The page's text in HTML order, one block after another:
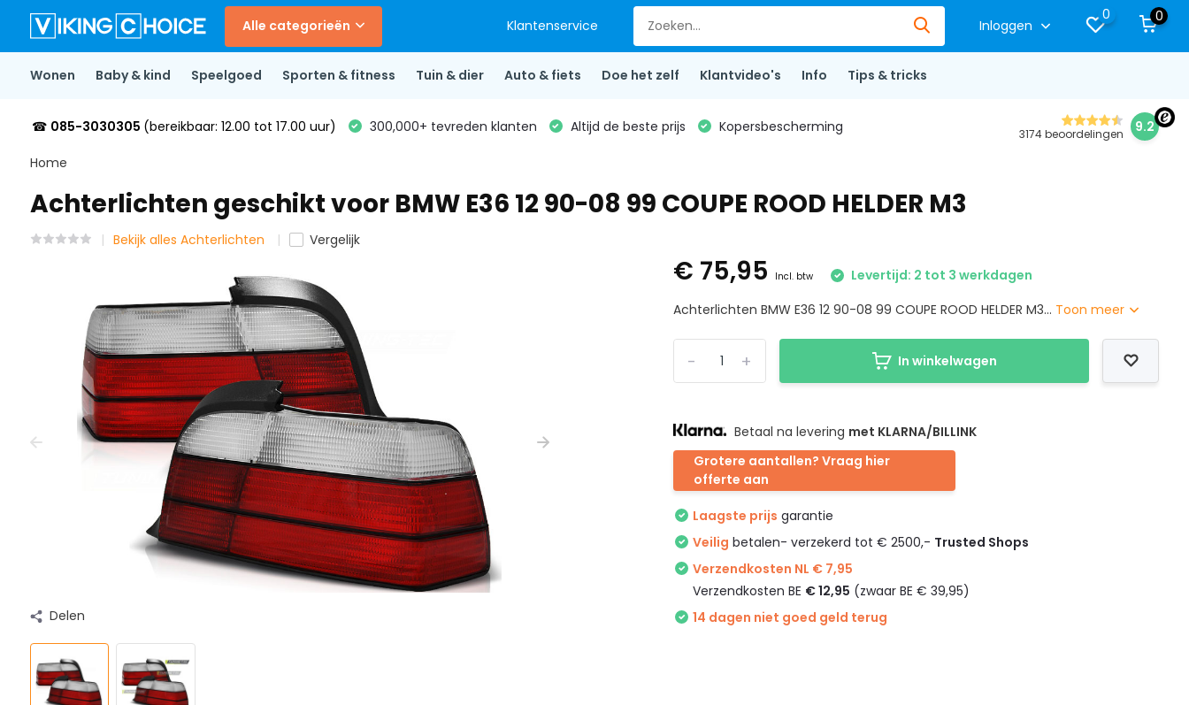
Alle categorieën Klantenservice Inloggen
0 0
Wonen Baby & kind Speelgoed Sporten & fitness Tuin & dier Auto & fiets Doe het zelf Klantvideo's Info Tips & tricks
☎ 085-3030305 (bereikbaar: 12.00 tot 17.00 uur) 300,000+ tevreden klanten Altijd de beste prijs Kopersbescherming 3174 beoordelingen 9.2
Home
Achterlichten geschikt voor BMW E36 12 90-08 99 COUPE ROOD HELDER M3
Bekijk alles Achterlichten Vergelijk
Delen
€ 75,95 Incl. btw
Levertijd: 2 tot 3 werkdagen
Achterlichten BMW E36 12 90-08 99 COUPE ROOD HELDER M3... Toon meer
+
- In winkelwagen
Betaal na levering met KLARNA/BILLINK
Grotere aantallen? Vraag hier
offerte aan
Laagste prijs garantie
Veilig betalen- verzekerd tot € 2500,- Trusted Shops
Verzendkosten NL € 7,95
Verzendkosten BE € 12,95 (zwaar BE € 39,95)
14 dagen niet goed geld terug